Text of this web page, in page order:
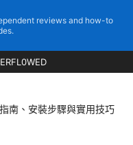
reviews and how-to
、安裝步驟與實用技巧